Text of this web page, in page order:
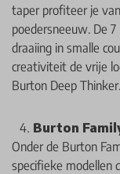
taper profiteer je
poedersneeuw. De
draaiing in smalle
creativiteit de vrije
Burton Deep Thinker.
Burton
Onder de Burton
specifieke modellen